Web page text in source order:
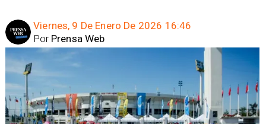
Viernes, 9 De Enero De 2026 16:46
Prensa Web
Por